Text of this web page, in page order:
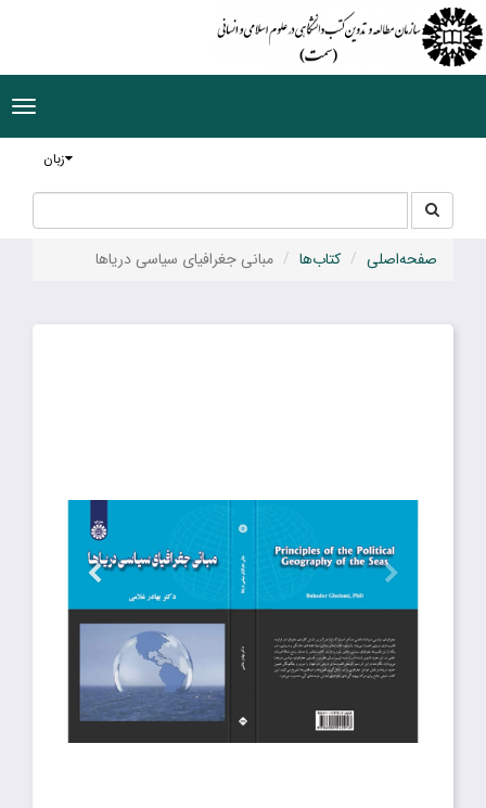
زبان
جستجو
در
سایت
صفحه‌اصلی کتاب‌ها مبانی جغرافیای سیاسی دریاها